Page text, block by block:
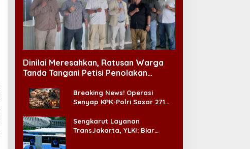
Dinilai Meresahkan, Ratusan Warga
Tanda Tangani Petisi Penolakan
Breaking News! Operasi
Senyap KPK-Polri Sasar 271
Ada ‘Badai Pemeriksaan’
Sengkarut Layanan
TransJakarta, YLKI: Biar